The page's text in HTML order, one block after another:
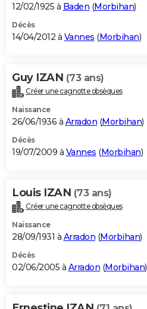
12/02/1925 à Baden (Morbihan)
Décès
14/04/2012 à Vannes (Morbihan)
Guy IZAN (73 ans)
Créer une cagnotte obsèques
Naissance
26/06/1936 à Arradon (Morbihan)
Décès
19/07/2009 à Vannes (Morbihan)
Louis IZAN (73 ans)
Créer une cagnotte obsèques
Naissance
28/09/1931 à Arradon (Morbihan)
Décès
02/06/2005 à Arradon (Morbihan)